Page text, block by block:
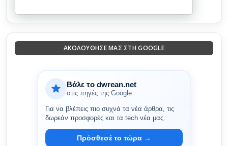
ΑΚΟΛΟΎΘΗΣΈ ΜΑΣ ΣΤΗ GOOGLE
Βάλε το dwrean.net
στις πηγές της Google
Για να βλέπεις πιο συχνά τα νέα άρθρα, τις
δωρεάν προσφορές και τα tech νέα μας.
Πρόσθεσέ το τώρα →